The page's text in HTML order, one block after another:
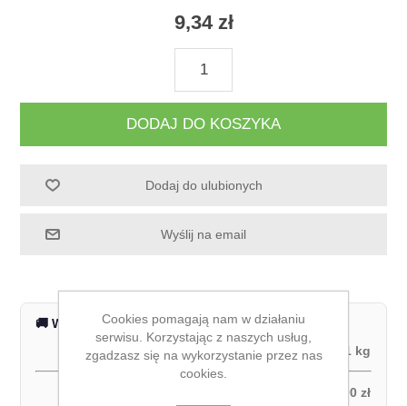
9,34 zł
DODAJ DO KOSZYKA
Dodaj do ulubionych
Wyślij na email
🚚 Wysyłka na terenie całej Polski
Waga produktu:
1 kg
0,00 zł
Cookies pomagają nam w działaniu
serwisu. Korzystając z naszych usług,
zgadzasz się na wykorzystanie przez nas
cookies.